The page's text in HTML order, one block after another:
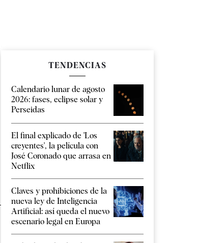
TENDENCIAS
Calendario lunar de agosto
2026: fases, eclipse solar y
Perseidas
El final explicado de 'Los
creyentes', la película con
José Coronado que arrasa en
Netflix
Claves y prohibiciones de la
nueva ley de Inteligencia
Artificial: así queda el nuevo
escenario legal en Europa